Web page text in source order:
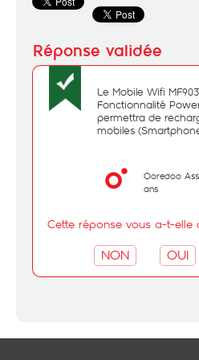
Le Mobile Wifi
Fonctionnalité
permettra de
mobiles
Ooredoo
ans
Cette réponse vous a-t-elle
NON OUI